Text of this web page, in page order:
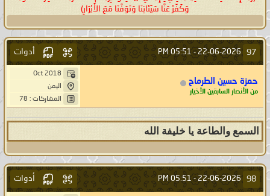
وَكَفِّرْ عَنَّا سَيِّئَاتِنَا وَتَوَفَّنَا مَعَ الأَبْرَارِ)
97
22-06-2026 -
05:51 PM أدوات
حمزة حسين الطرماح
من الأنصار السابقين الأخيار
Oct 2018
اليمن
المشاركات : 78
السمع والطاعة يا خليفة الله
98
22-06-2026 -
05:51 PM أدوات